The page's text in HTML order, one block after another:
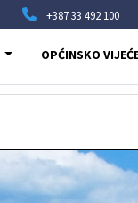
+387 33 492 100
OPĆINSKO